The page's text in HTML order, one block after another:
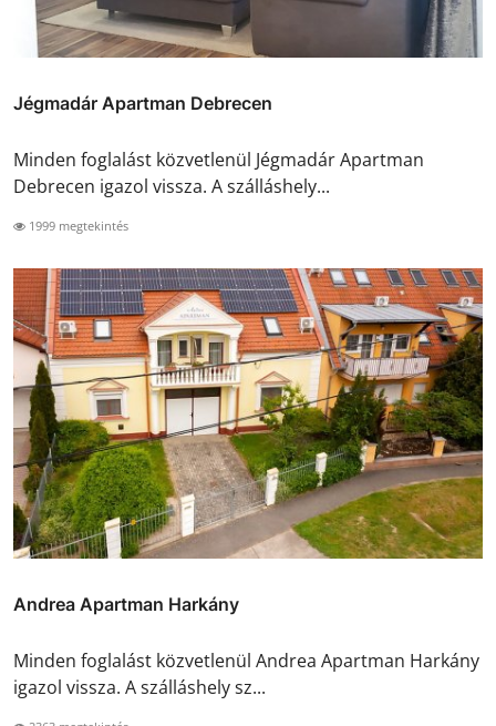
Jégmadár Apartman Debrecen
Minden foglalást közvetlenül Jégmadár Apartman
Debrecen igazol vissza. A szálláshely...
1999 megtekintés
Andrea Apartman Harkány
Minden foglalást közvetlenül Andrea Apartman Harkány
igazol vissza. A szálláshely sz...